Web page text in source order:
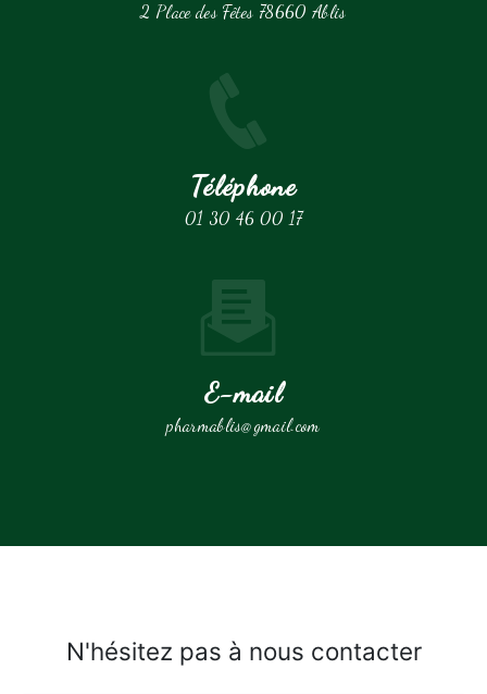
2 Place des Fêtes 78660 Ablis
Téléphone
01 30 46 00 17
E-mail
pharmablis@gmail.com
N'hésitez pas à nous contacter